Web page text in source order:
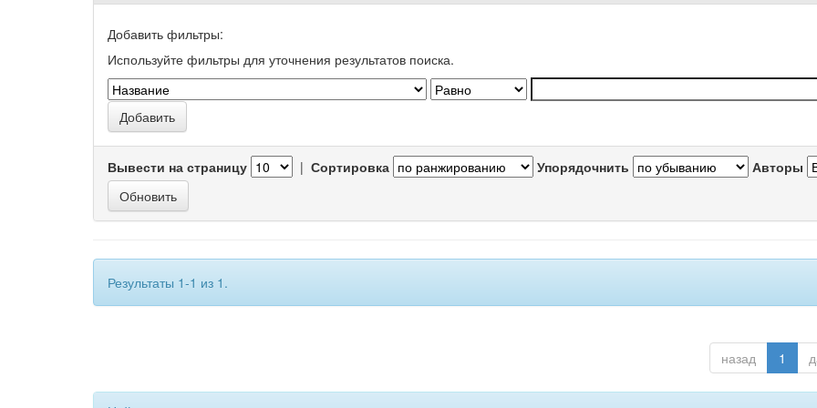
Добавить фильтры:
Используйте фильтры для уточнения результатов поиска.
Вывести на страницу | Сортировка Упорядочнить Авторы
Результаты 1-1 из 1.
назад 1